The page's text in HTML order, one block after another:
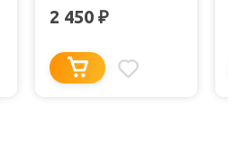
ОДИНАРНЫЙ "LEINE K-
5028"
2 450 ₽